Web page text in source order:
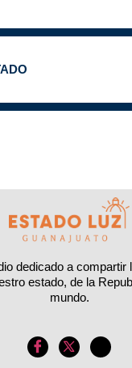
dedicado a compartir
estado, de la
mundo.